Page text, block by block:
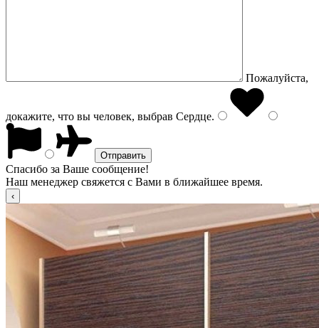
Пожалуйста,
докажите, что вы человек, выбрав Сердце.
Спасибо за Ваше сообщение!
Наш менеджер свяжется с Вами в ближайшее время.